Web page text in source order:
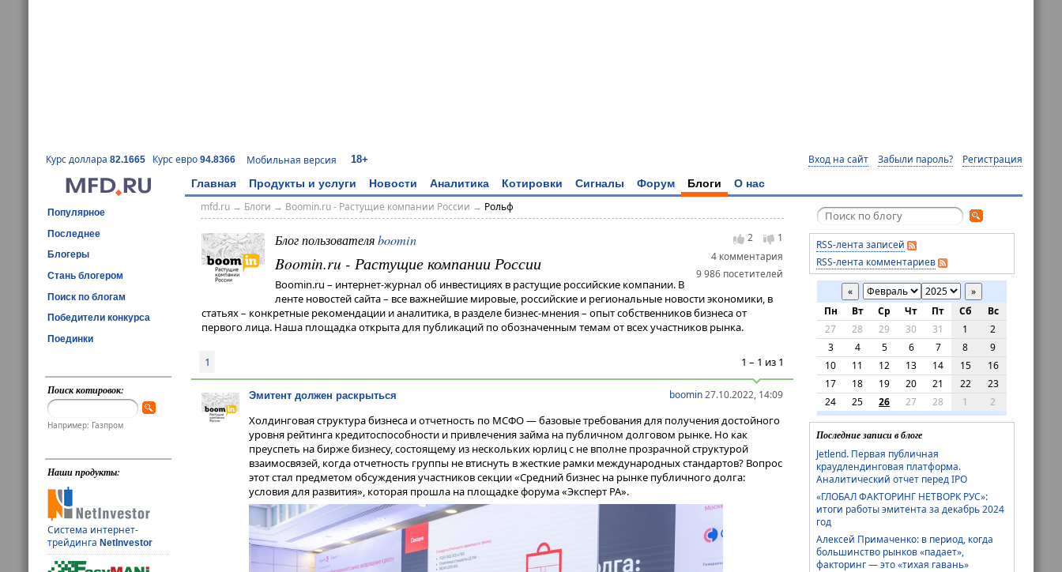
Курс доллара 82.1665 Курс евро 94.8366 Мобильная версия 18+ Вход на сайт Забыли пароль? Регистрация
Главная Продукты и услуги Новости Аналитика Котировки Сигналы Форум Блоги О нас
Популярное
Последнее
Блогеры
Стань блогером
Поиск по блогам
Победители конкурса
Поединки
Поиск котировок:
Например: Газпром
Наши продукты:
Система интернет-
трейдингаNetInvestor
mfd.ru→ Блоги → Boomin.ru - Растущие компании России → Рольф
2
1
4 комментария
9 986 посетителей
Блог пользователяboomin
Boomin.ru - Растущие компании России
Boomin.ru – интернет-журнал об инвестициях в растущие российские компании. В
ленте новостей сайта – все важнейшие мировые, российские и региональные новости экономики, в
статьях – конкретные рекомендации и аналитика, в разделе бизнес-мнения – опыт собственников бизнеса от
первого лица. Наша площадка открыта для публикаций по обозначенным темам от всех участников рынка.
1 – 1 из 1
1
boomin27.10.2022, 14:09
Эмитент должен раскрыться
Холдинговая структура бизнеса и отчетность по МСФО — базовые требования для получения достойного
уровня рейтинга кредитоспособности и привлечения займа на публичном долговом рынке. Но как
преуспеть на бирже бизнесу, состоящему из нескольких юрлиц с не вполне прозрачной структурой
взаимосвязей, когда отчетность группы не втиснуть в жесткие рамки международных стандартов? Вопрос
этот стал предметом обсуждения участников секции «Средний бизнес на рынке публичного долга:
условия для развития», которая прошла на площадке форума «Эксперт РА».
RSS-лента записей
RSS-лента комментариев
«
»
Пн
Вт Ср Чт Пт Сб
Вс
27
28 29 30 31 1
2
3
4 5 6 7 8
9
10
11 12 13 14 15
16
17
18 19 20 21 22
23
24
25 26 27 28 1 2
Последние записи в блоге
Jetlend. Первая публичная
краудлендинговая платформа.
Аналитический отчет перед IPO
«ГЛОБАЛ ФАКТОРИНГ НЕТВОРК РУС»:
итоги работы эмитента за декабрь 2024
год
Алексей Примаченко: в период, когда
большинство рынков «падает»,
факторинг — это «тихая гавань»